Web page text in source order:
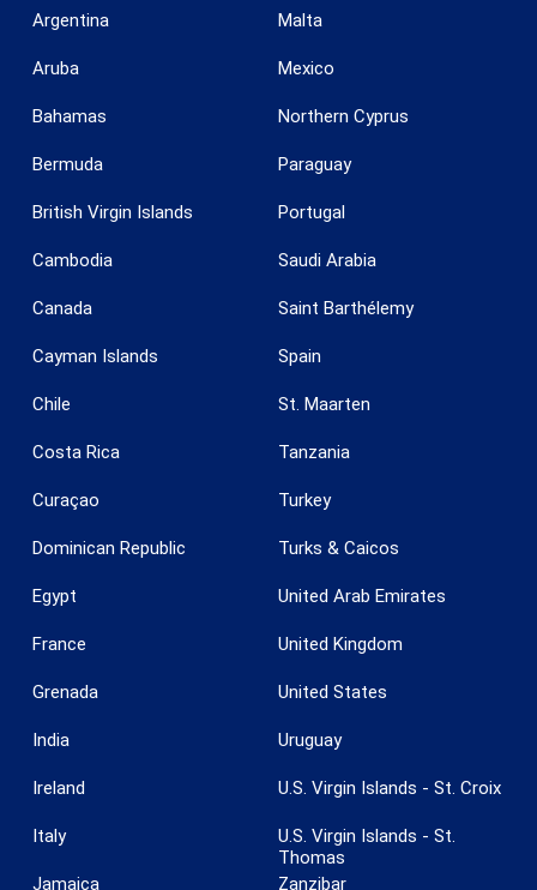
Argentina
Aruba
Bahamas
Bermuda
British Virgin Islands
Cambodia
Canada
Cayman Islands
Chile
Costa Rica
Curaçao
Dominican Republic
Egypt
France
Grenada
India
Ireland
Italy
Jamaica
Malta
Mexico
Northern Cyprus
Paraguay
Portugal
Saudi Arabia
Saint Barthélemy
Spain
St. Maarten
Tanzania
Turkey
Turks & Caicos
United Arab Emirates
United Kingdom
United States
Uruguay
U.S. Virgin Islands - St. Croix
U.S. Virgin Islands - St.
Thomas
Zanzibar